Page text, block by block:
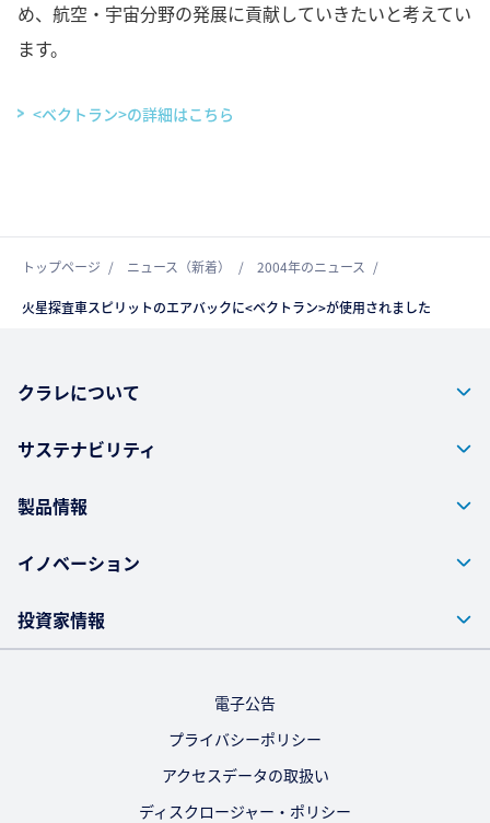
め、航空・宇宙分野の発展に貢献していきたいと考えてい
ます。
<ベクトラン>の詳細はこちら
トップページ ニュース（新着） 2004年のニュース
火星探査車スピリットのエアバックに<ベクトラン>が使用されました
クラレについて
サステナビリティ
製品情報
イノベーション
投資家情報
電子公告
プライバシーポリシー
アクセスデータの取扱い
ディスクロージャー・ポリシー